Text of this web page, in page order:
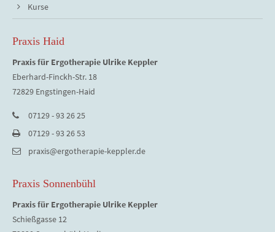
Kurse
Praxis Haid
Praxis für Ergotherapie Ulrike Keppler
Eberhard-Finckh-Str. 18
72829 Engstingen-Haid
07129 - 93 26 25
07129 - 93 26 53
praxis@ergotherapie-keppler.de
Praxis Sonnenbühl
Praxis für Ergotherapie Ulrike Keppler
Schießgasse 12